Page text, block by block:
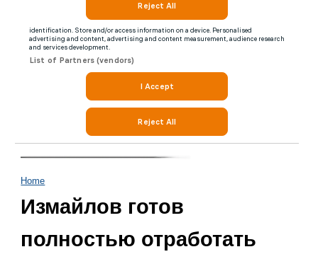
Home
Измайлов готов
полностью отработать